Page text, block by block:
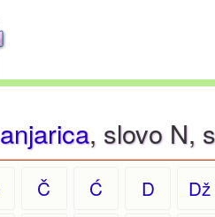
, slovo N,
Č Ć D Dž